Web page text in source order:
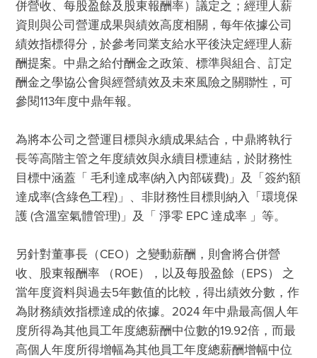
併營收、每股盈餘及股東報酬率）議定之；經理人薪
資則與公司營運成果與績效高度相關，每年依據公司
績效指標得分，於參考同業支給水平後決定經理人薪
酬提案。中鼎之給付酬金之政策、標準與組合、訂定
酬金之學協公會與經營績效及未來風險之關聯性，可
參閱113年度中鼎年報。
為將本公司之營運目標與永續成果結合，中鼎將執行
長等高階主管之年度績效與永續目標連結，於財務性
目標中涵蓋「 毛利達成率(納入內部碳費)」及「簽約額
達成率(含綠色工程)」、非財務性⽬標則納入「環境保
護 (含溫室氣體管理)」及「 淨零 EPC 達成率 」等。
另針對董事長（CEO）之變動薪酬，則會將合併營
收、股東報酬率 （ROE），以及每股盈餘（EPS） 之
當年度資料與過去5年數值的比較，得出績效分數，作
為財務績效指標達成的依據。2024 年中鼎最高個人年
度所得為其他員工年度總薪酬中位數的19.92倍，而最
高個人年度所得增幅為其他員工年度總薪酬增幅中位